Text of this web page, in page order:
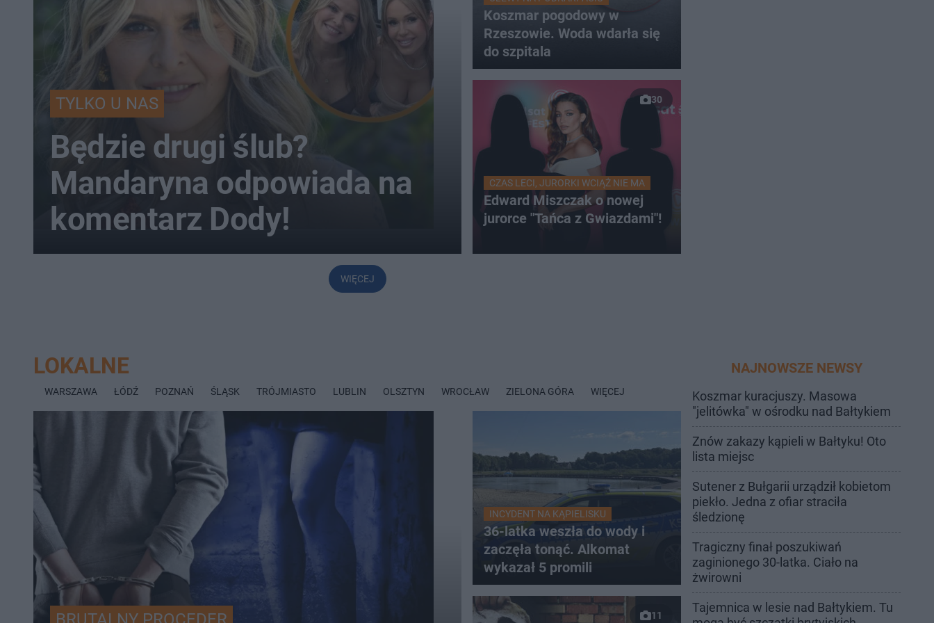
TYLKO U NAS
Będzie drugi ślub?
Mandaryna odpowiada na
komentarz Dody!
Koszmar pogodowy w
Rzeszowie. Woda wdarła się
do szpitala
30
CZAS LECI, JURORKI WCIĄŻ NIE MA
Edward Miszczak o nowej
jurorce "Tańca z Gwiazdami"!
WIĘCEJ
LOKALNE
WARSZAWA ŁÓDŹ POZNAŃ ŚLĄSK TRÓJMIASTO LUBLIN OLSZTYN WROCŁAW ZIELONA GÓRA WIĘCEJ
INCYDENT NA KĄPIELISKU
36-latka weszła do wody i
zaczęła tonąć. Alkomat
wykazał 5 promili
11
NAJNOWSZE NEWSY
Koszmar kuracjuszy. Masowa
"jelitówka" w ośrodku nad Bałtykiem
Znów zakazy kąpieli w Bałtyku! Oto
lista miejsc
Sutener z Bułgarii urządził kobietom
piekło. Jedna z ofiar straciła
śledzionę
Tragiczny finał poszukiwań
zaginionego 30-latka. Ciało na
żwirowni
Tajemnica w lesie nad Bałtykiem. Tu